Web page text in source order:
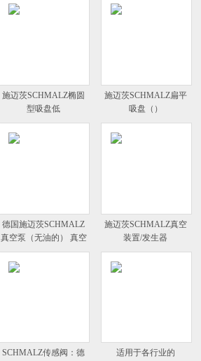
施迈茨SCHMALZ椭圆
型吸盘低
施迈茨SCHMALZ扁平
吸盘（）
德国施迈茨SCHMALZ
真空泵（无油的） 真空
泵生产
施迈茨SCHMALZ真空
装置/发生器
SCHMALZ传感阀：德 适用于各行业的